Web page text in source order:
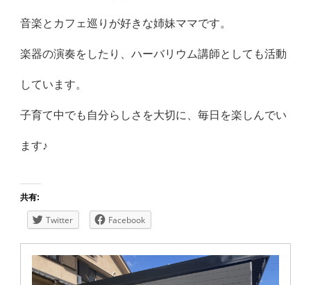
音楽とカフェ巡りが好きな姉妹ママです。
楽器の演奏をしたり、ハーバリウム講師としても活動
しています。
子育て中でも自分らしさを大切に、毎日を楽しんでい
ます♪
共有:
Twitter Facebook